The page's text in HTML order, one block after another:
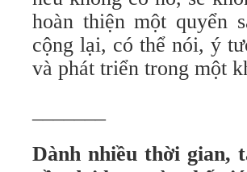
hoàn thiện một quyển
cộng lại, có thể nói, ý
và phát triển trong một
Dành nhiều thời gian,